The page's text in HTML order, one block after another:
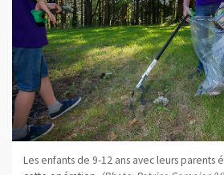
Les enfants de 9-12 ans avec leurs parents